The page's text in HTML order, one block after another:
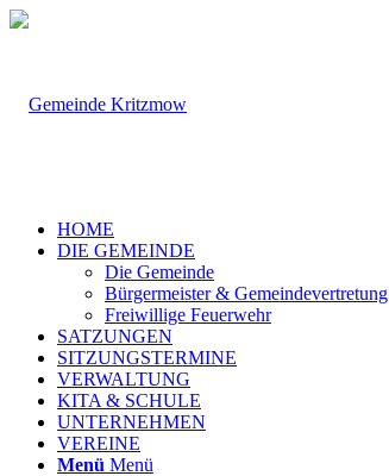
HOME
DIE GEMEINDE
Die Gemeinde
Bürgermeister & Gemeindevertretung
Freiwillige Feuerwehr
SATZUNGEN
SITZUNGSTERMINE
VERWALTUNG
KITA & SCHULE
UNTERNEHMEN
VEREINE
Menü Menü